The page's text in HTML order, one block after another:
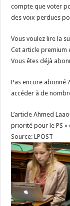
compte que voter
des voix perdues
Vous voulez lire la
Cet article premium
Vous êtes déjà
Pas encore abonné
accéder à de
L’article Ahmed
priorité pour le PS »
Source: LPOST